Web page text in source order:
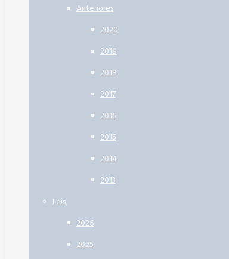
Anteriores
2020
2019
2018
2017
2016
2015
2014
2013
Leis
2026
2025